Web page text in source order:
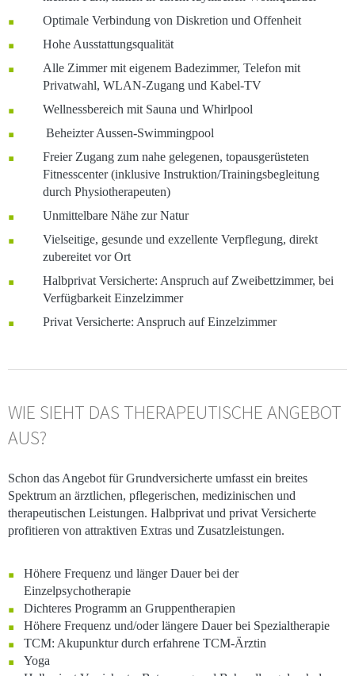
Optimale Verbindung von Diskretion und Offenheit
Hohe Ausstattungsqualität
Alle Zimmer mit eigenem Badezimmer, Telefon mit
Privatwahl, WLAN-Zugang und Kabel-TV
Wellnessbereich mit Sauna und Whirlpool
Beheizter Aussen-Swimmingpool
Freier Zugang zum nahe gelegenen, topausgerüsteten
Fitnesscenter (inklusive Instruktion/Trainingsbegleitung
durch Physiotherapeuten)
Unmittelbare Nähe zur Natur
Vielseitige, gesunde und exzellente Verpflegung, direkt
zubereitet vor Ort
Halbprivat Versicherte: Anspruch auf Zweibettzimmer, bei
Verfügbarkeit Einzelzimmer
Privat Versicherte: Anspruch auf Einzelzimmer
WIE SIEHT DAS THERAPEUTISCHE ANGEBOT
AUS?
Schon das Angebot für Grundversicherte umfasst ein breites
Spektrum an ärztlichen, pflegerischen, medizinischen und
therapeutischen Leistungen. Halbprivat und privat Versicherte
profitieren von attraktiven Extras und Zusatzleistungen.
Höhere Frequenz und länger Dauer bei der
Einzelpsychotherapie
Dichteres Programm an Gruppentherapien
Höhere Frequenz und/oder längere Dauer bei Spezialtherapie
TCM: Akupunktur durch erfahrene TCM-Ärztin
Yoga